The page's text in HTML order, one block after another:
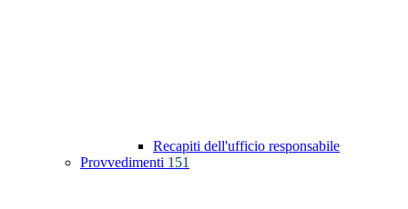
Recapiti dell'ufficio responsabile
Provvedimenti 151